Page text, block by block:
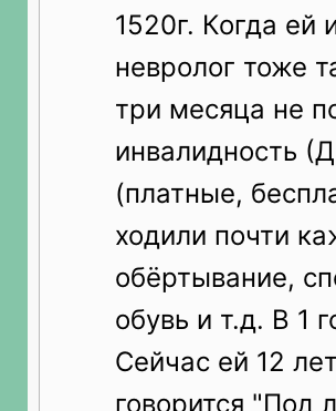
1520г. Когда ей
невролог тоже
три месяца не
инвалидность
(платные,
ходили почти
обёртывание,
обувь и т.д. В 1
Сейчас ей 12
говорится "Под